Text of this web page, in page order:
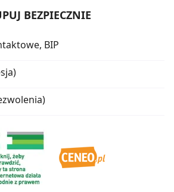
BEZPIECZNIE
BIP